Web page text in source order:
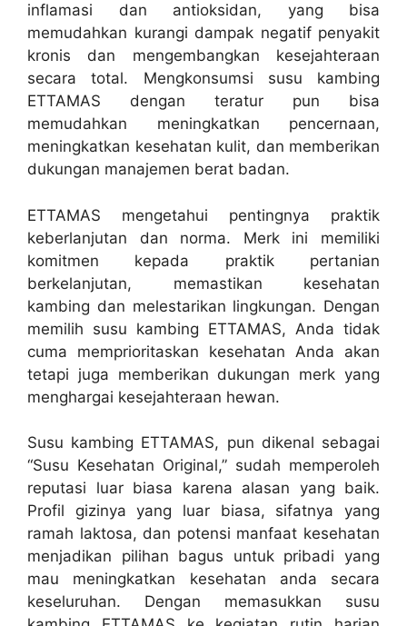
inflamasi dan antioksidan, yang bisa
memudahkan kurangi dampak negatif penyakit
kronis dan mengembangkan kesejahteraan
secara total. Mengkonsumsi susu kambing
ETTAMAS dengan teratur pun bisa
memudahkan meningkatkan pencernaan,
meningkatkan kesehatan kulit, dan memberikan
dukungan manajemen berat badan.
ETTAMAS mengetahui pentingnya praktik
keberlanjutan dan norma. Merk ini memiliki
komitmen kepada praktik pertanian
berkelanjutan, memastikan kesehatan
kambing dan melestarikan lingkungan. Dengan
memilih susu kambing ETTAMAS, Anda tidak
cuma memprioritaskan kesehatan Anda akan
tetapi juga memberikan dukungan merk yang
menghargai kesejahteraan hewan.
Susu kambing ETTAMAS, pun dikenal sebagai
“Susu Kesehatan Original,” sudah memperoleh
reputasi luar biasa karena alasan yang baik.
Profil gizinya yang luar biasa, sifatnya yang
ramah laktosa, dan potensi manfaat kesehatan
menjadikan pilihan bagus untuk pribadi yang
mau meningkatkan kesehatan anda secara
keseluruhan. Dengan memasukkan susu